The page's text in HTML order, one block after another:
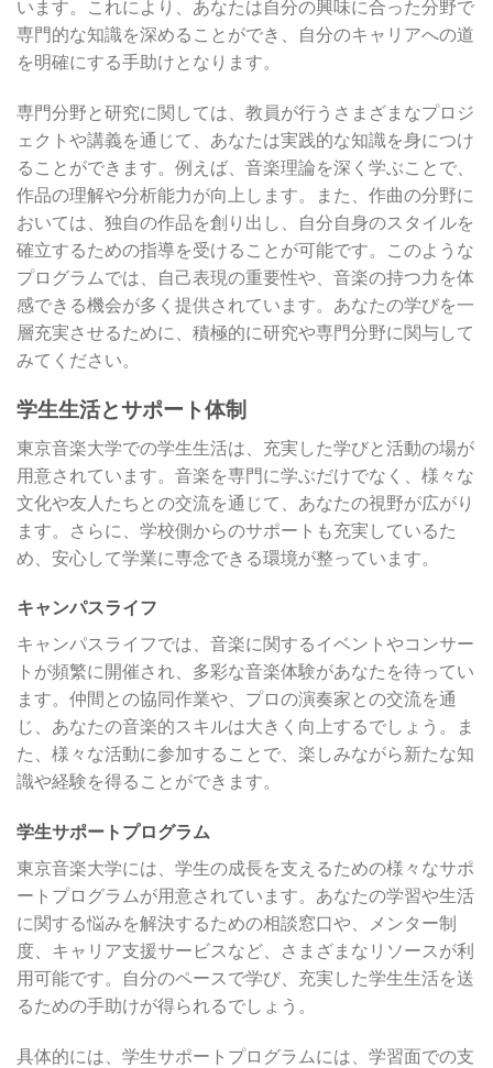
います。これにより、あなたは自分の興味に合った分野で
専門的な知識を深めることができ、自分のキャリアへの道
を明確にする手助けとなります。
専門分野と研究に関しては、教員が行うさまざまなプロジ
ェクトや講義を通じて、あなたは実践的な知識を身につけ
ることができます。例えば、音楽理論を深く学ぶことで、
作品の理解や分析能力が向上します。また、作曲の分野に
おいては、独自の作品を創り出し、自分自身のスタイルを
確立するための指導を受けることが可能です。このような
プログラムでは、自己表現の重要性や、音楽の持つ力を体
感できる機会が多く提供されています。あなたの学びを一
層充実させるために、積極的に研究や専門分野に関与して
みてください。
学生生活とサポート体制
東京音楽大学での学生生活は、充実した学びと活動の場が
用意されています。音楽を専門に学ぶだけでなく、様々な
文化や友人たちとの交流を通じて、あなたの視野が広がり
ます。さらに、学校側からのサポートも充実しているた
め、安心して学業に専念できる環境が整っています。
キャンパスライフ
キャンパスライフでは、音楽に関するイベントやコンサー
トが頻繁に開催され、多彩な音楽体験があなたを待ってい
ます。仲間との協同作業や、プロの演奏家との交流を通
じ、あなたの音楽的スキルは大きく向上するでしょう。ま
た、様々な活動に参加することで、楽しみながら新たな知
識や経験を得ることができます。
学生サポートプログラム
東京音楽大学には、学生の成長を支えるための様々なサポ
ートプログラムが用意されています。あなたの学習や生活
に関する悩みを解決するための相談窓口や、メンター制
度、キャリア支援サービスなど、さまざまなリソースが利
用可能です。自分のペースで学び、充実した学生生活を送
るための手助けが得られるでしょう。
具体的には、学生サポートプログラムには、学習面での支